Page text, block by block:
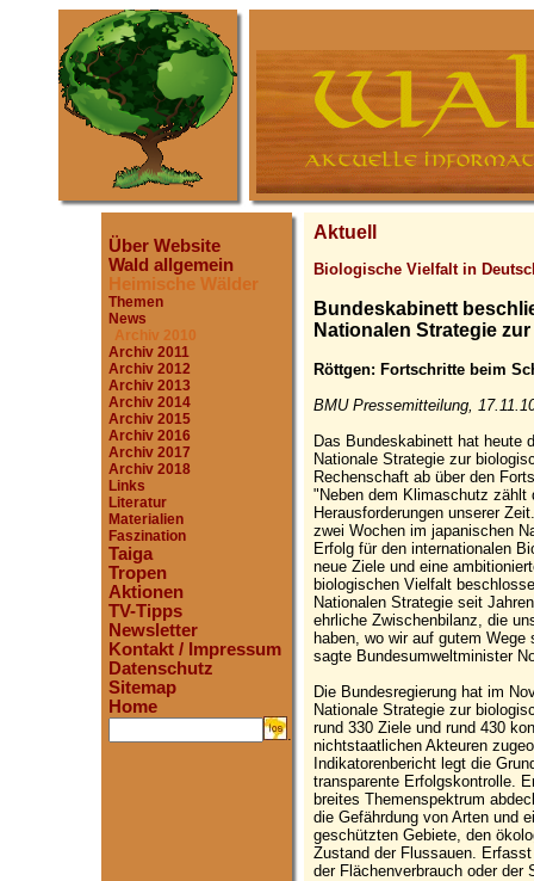
Über Website
Wald allgemein
Heimische Wälder
Themen
News
Archiv 2010
Archiv 2011
Archiv 2012
Archiv 2013
Archiv 2014
Archiv 2015
Archiv 2016
Archiv 2017
Archiv 2018
Links
Literatur
Materialien
Faszination
Taiga
Tropen
Aktionen
TV-Tipps
Newsletter
Kontakt / Impressum
Datenschutz
Sitemap
Home
.
Aktuell
Biologische Vielfalt in
Bundeskabinett
Nationalen Strategie
Röttgen: Fortschritte beim
BMU Pressemitteilung,
Das Bundeskabinett hat heute
Nationale Strategie zur
Rechenschaft ab über den
"Neben dem Klimaschutz
Herausforderungen unserer
zwei Wochen im japanischen
Erfolg für den internationalen
neue Ziele und eine
biologischen Vielfalt
Nationalen Strategie seit
ehrliche Zwischenbilanz, die
haben, wo wir auf gutem
sagte Bundesumweltminister
Die Bundesregierung hat im
Nationale Strategie zur
rund 330 Ziele und rund 430
nichtstaatlichen Akteuren
Indikatorenbericht legt die
transparente Erfolgskontrolle.
breites Themenspektrum
die Gefährdung von Arten und
geschützten Gebiete, den
Zustand der Flussauen.
der Flächenverbrauch oder